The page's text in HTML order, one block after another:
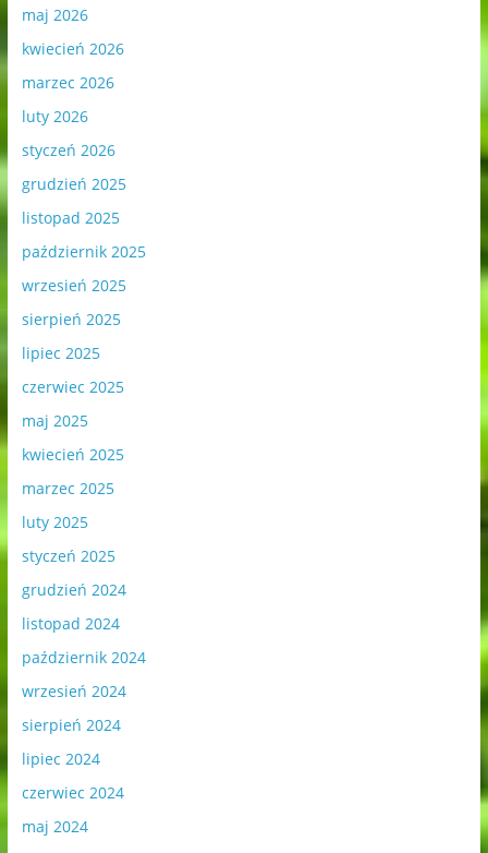
maj 2026
kwiecień 2026
marzec 2026
luty 2026
styczeń 2026
grudzień 2025
listopad 2025
październik 2025
wrzesień 2025
sierpień 2025
lipiec 2025
czerwiec 2025
maj 2025
kwiecień 2025
marzec 2025
luty 2025
styczeń 2025
grudzień 2024
listopad 2024
październik 2024
wrzesień 2024
sierpień 2024
lipiec 2024
czerwiec 2024
maj 2024